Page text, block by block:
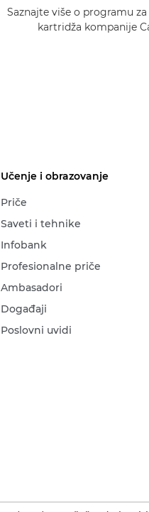
Saznajte više o programu
kartridža kompanije
Učenje i obrazovanje
Priče
Saveti i tehnike
Infobank
Profesionalne priče
Ambasadori
Događaji
Poslovni uvidi